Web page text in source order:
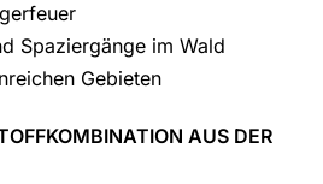
Spaziergänge im Wald
Gebieten
AUS DER